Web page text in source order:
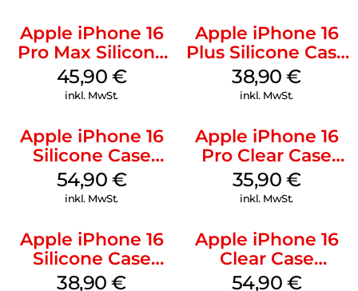
Apple iPhone 16
Pro Max Silicone
Case MagSafe
Ultramarine
45,90 €
inkl. MwSt.
Apple iPhone 16
Plus Silicone Case
MagSafe Denim
38,90€
inkl. MwSt.
Apple iPhone 16
Silicone Case
MagSafe Lake
Green
54,90 €
inkl. MwSt.
Apple iPhone 16
Pro Clear Case
MagSafe
Transparent
35,90 €
inkl. MwSt.
Apple iPhone 16
Silicone Case
MagSafe
38,90€
Apple iPhone 16
Clear Case
MagSafe
54,90 €